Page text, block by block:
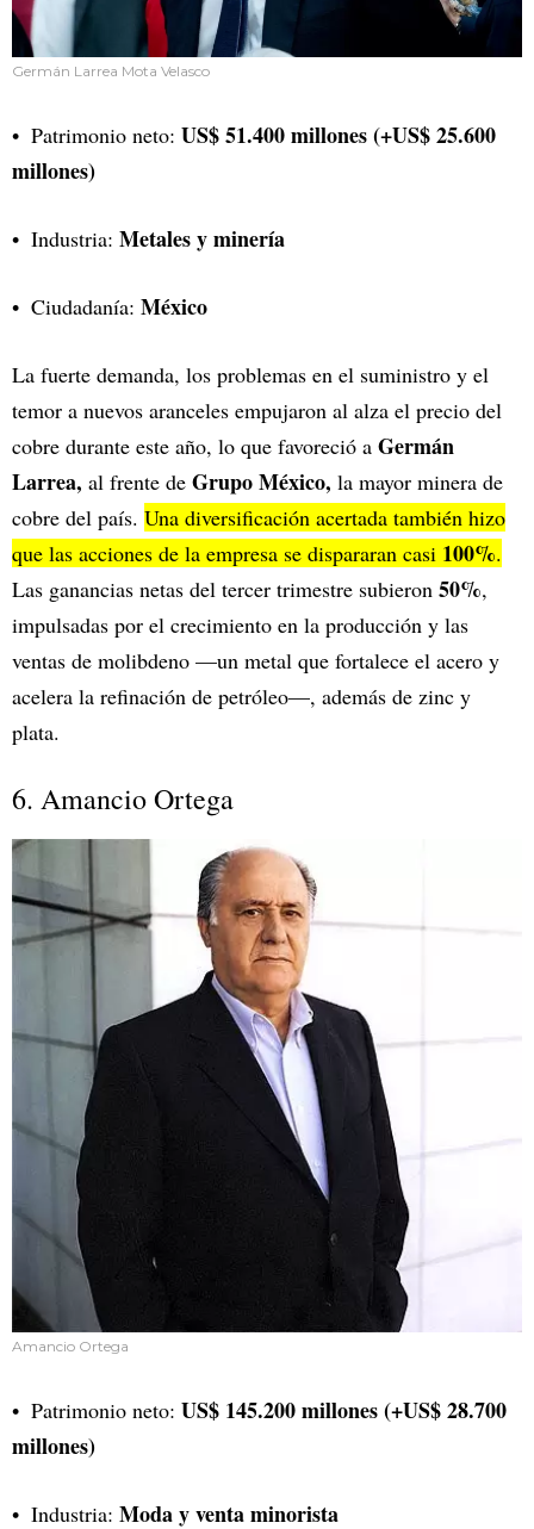
Germán Larrea Mota Velasco
Patrimonio neto: US$ 51.400 millones (+US$ 25.600
millones)
Industria: Metales y minería
Ciudadanía: México
La fuerte demanda, los problemas en el suministro y el
temor a nuevos aranceles empujaron al alza el precio del
cobre durante este año, lo que favoreció a Germán
Larrea, al frente de Grupo México, la mayor minera de
cobre del país. Una diversificación acertada también hizo
que las acciones de la empresa se dispararan casi 100%.
Las ganancias netas del tercer trimestre subieron 50%,
impulsadas por el crecimiento en la producción y las
ventas de molibdeno —un metal que fortalece el acero y
acelera la refinación de petróleo—, además de zinc y
plata.
6. Amancio Ortega
Amancio Ortega
Patrimonio neto: US$ 145.200 millones (+US$ 28.700
millones)
Industria: Moda y venta minorista